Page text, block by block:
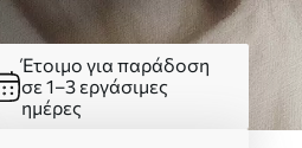
Έτοιμο για παράδοση
σε 1–3 εργάσιμες
ημέρες